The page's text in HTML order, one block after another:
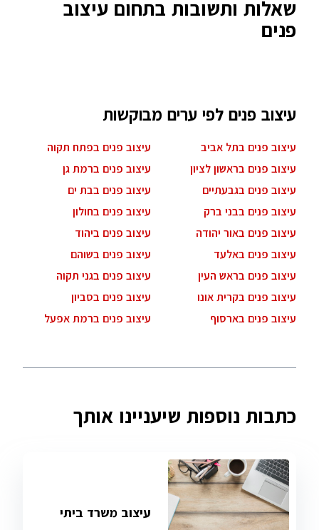
שאלות ותשובות בתחום עיצוב
פנים
עיצוב פנים לפי ערים מבוקשות
עיצוב פנים בתל אביב
עיצוב פנים בפתח תקוה
עיצוב פנים בראשון לציון
עיצוב פנים ברמת גן
עיצוב פנים בגבעתיים
עיצוב פנים בבת ים
עיצוב פנים בבני ברק
עיצוב פנים בחולון
עיצוב פנים באור יהודה
עיצוב פנים ביהוד
עיצוב פנים באלעד
עיצוב פנים בשוהם
עיצוב פנים בראש העין
עיצוב פנים בגני תקוה
עיצוב פנים בקרית אונו
עיצוב פנים בסביון
עיצוב פנים בארסוף
עיצוב פנים ברמת אפעל
כתבות נוספות שיעניינו אותך
עיצוב משרד ביתי